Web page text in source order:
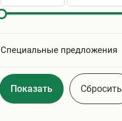
Специальные предложения
Cбросить